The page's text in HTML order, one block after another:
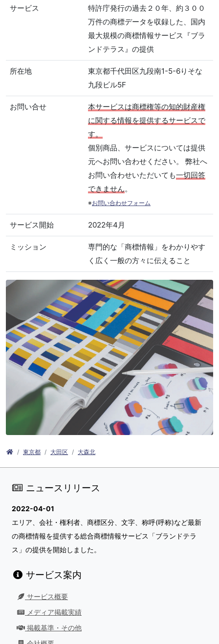
サービス
特許庁発行の過去２０年、約３００
万件の商標データを収録した、国内
最大規模の商標情報サービス『ブラ
ンドテラス』の提供
所在地
東京都千代田区九段南1-5-6りそな
九段ビル5F
お問い合せ
本サービスは商標権等の知的財産権
に関する情報を提供するサービスで
す。
個別商品、サービスについては提供
元へお問い合わせください。 弊社へ
お問い合わせいただいても一切回答
できません。
※お問い合わせフォーム
サービス開始 2022年4月
ミッション
専門的な「商標情報」をわかりやす
く広く一般の方々に伝えること
東京都 大田区 大森北
ニュースリリース
2022-04-01
エリア、会社・権利者、商標区分、文字、称呼(呼称)など最新
の商標情報を提供する総合商標情報サービス「ブランドテラ
ス」の提供を開始しました。
サービス案内
サービス概要
メディア掲載実績
掲載基準・その他